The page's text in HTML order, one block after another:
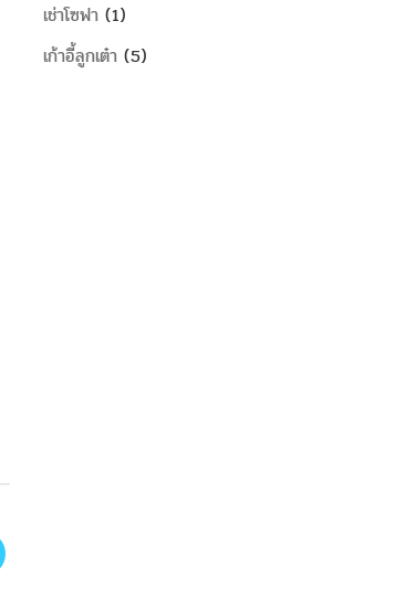
เช่าโซฟา 1
เก้าอี้ลูกเต๋า 5